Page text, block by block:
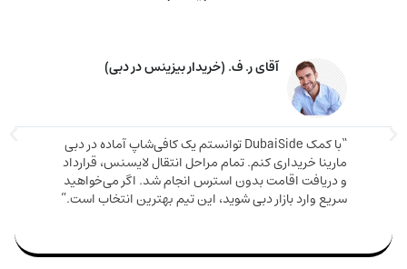
آقای ر. ف. (خریدار بیزینس در دبی)
“با کمک DubaiSide توانستم یک کافی‌شاپ آماده در دبی
خریداری کنم. تمام مراحل انتقال لایسنس، قرارداد
اقامت بدون استرس انجام شد. اگر می‌خواهید
وارد بازار دبی شوید، این تیم بهترین انتخاب است.”